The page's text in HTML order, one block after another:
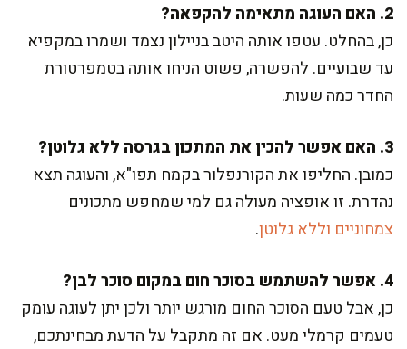
2. האם העוגה מתאימה להקפאה?
כן, בהחלט. עטפו אותה היטב בניילון נצמד ושמרו במקפיא
עד שבועיים. להפשרה, פשוט הניחו אותה בטמפרטורת
החדר כמה שעות.
3. האם אפשר להכין את המתכון בגרסה ללא גלוטן?
כמובן. החליפו את הקורנפלור בקמח תפו"א, והעוגה תצא
נהדרת. זו אופציה מעולה גם למי שמחפש מתכונים
צמחוניים וללא גלוטן.
4. אפשר להשתמש בסוכר חום במקום סוכר לבן?
כן, אבל טעם הסוכר החום מורגש יותר ולכן יתן לעוגה עומק
טעמים קרמלי מעט. אם זה מתקבל על הדעת מבחינתכם,